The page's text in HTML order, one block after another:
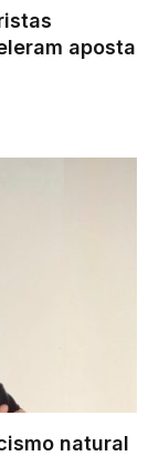
aposta
natural